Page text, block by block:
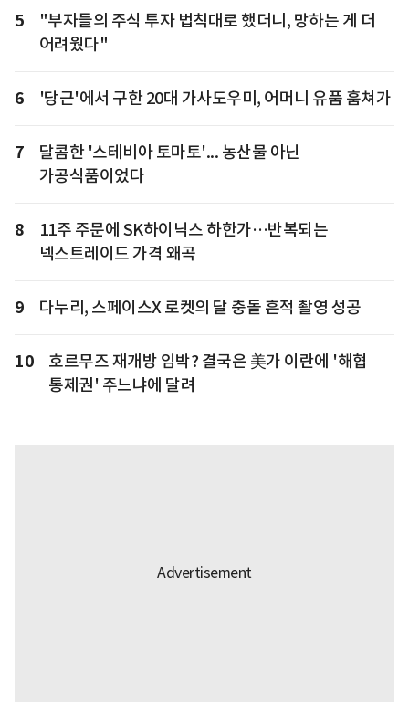
5
"부자들의 주식 투자 법칙대로 했더니, 망하는 게 더
어려웠다"
6 '당근'에서 구한 20대 가사도우미, 어머니 유품 훔쳐가
7
달콤한 '스테비아 토마토'... 농산물 아닌
가공식품이었다
8
11주 주문에 SK하이닉스 하한가…반복되는
넥스트레이드 가격 왜곡
9 다누리, 스페이스X 로켓의 달 충돌 흔적 촬영 성공
10
호르무즈 재개방 임박? 결국은 美가 이란에 '해협
통제권' 주느냐에 달려